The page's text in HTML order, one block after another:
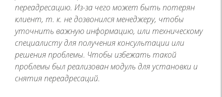
переадресацию. Из-за чего может быть потерян
клиент, т. к. не дозвонился менеджеру, чтобы
уточнить важную информацию, или техническому
специалисту для получения консультации или
решения проблемы. Чтобы избежать такой
проблемы был реализован модуль для установки и
снятия переадресаций.